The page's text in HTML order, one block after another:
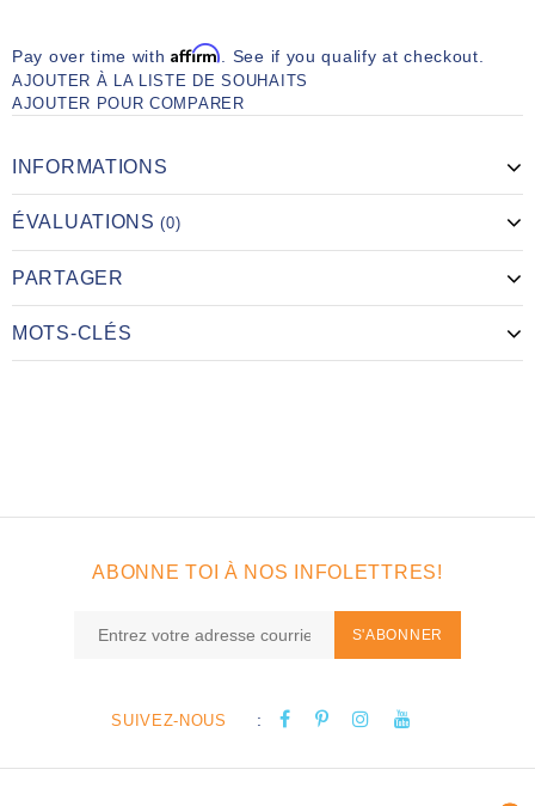
Pay over time withAffirm. See if you qualify at checkout.
AJOUTER À LA LISTE DE SOUHAITS
AJOUTER POUR COMPARER
INFORMATIONS
ÉVALUATIONS(0)
PARTAGER
MOTS-CLÉS
ABONNE TOI À NOS INFOLETTRES!
S'ABONNER
SUIVEZ-NOUS :